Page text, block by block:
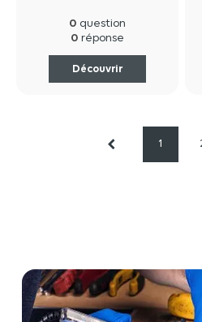
0 question
0 réponse
Découvrir
1